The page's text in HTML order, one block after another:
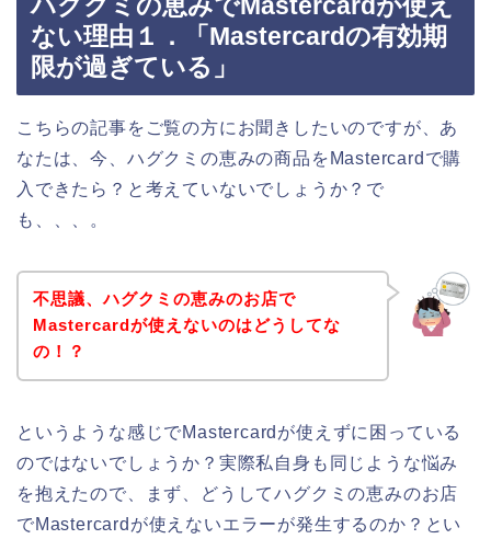
ない理由１．「Mastercardの有効期
限が過ぎている」
こちらの記事をご覧の方にお聞きしたいのですが、あ
なたは、今、ハグクミの恵みの商品をMastercardで購
入できたら？と考えていないでしょうか？で
も、、、。
不思議、ハグクミの恵みのお店で
Mastercardが使えないのはどうしてな
の！？
というような感じでMastercardが使えずに困っている
のではないでしょうか？実際私自身も同じような悩み
を抱えたので、まず、どうしてハグクミの恵みのお店
でMastercardが使えないエラーが発生するのか？とい